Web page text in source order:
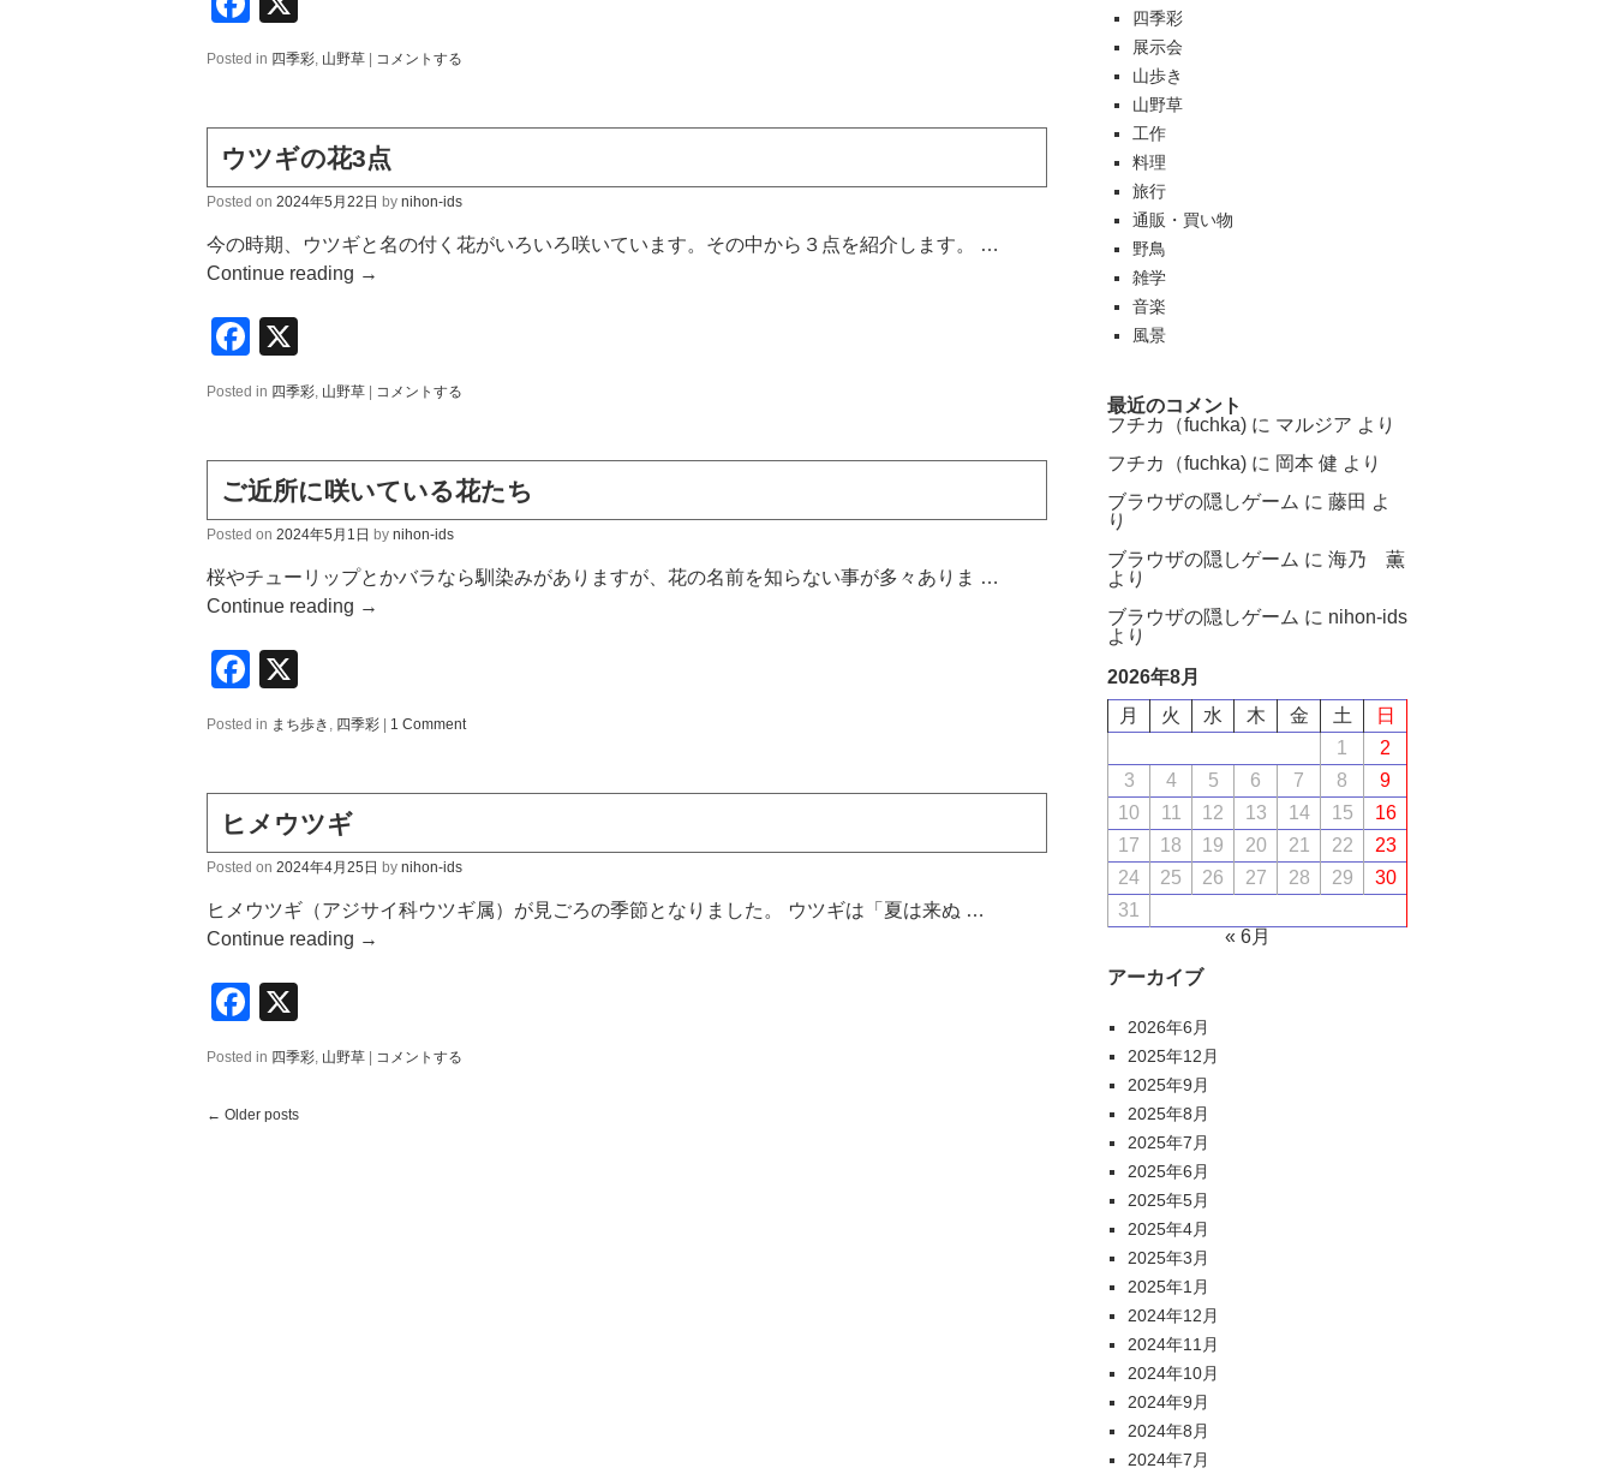
Posted in 四季彩, 山野草 コメントする
ウツギの花3点
Posted on 2024年5月22日 by nihon-ids
今の時期、ウツギと名の付く花がいろいろ咲いています。その中から３点を紹介します。 …
Continue reading →
Facebook
Posted in 四季彩, 山野草 コメントする
ご近所に咲いている花たち
Posted on 2024年5月1日 by nihon-ids
桜やチューリップとかバラなら馴染みがありますが、花の名前を知らない事が多々ありま …
Continue reading →
Facebook
Posted in まち歩き , 四季彩 1 Comment
ヒメウツギ
Posted on 2024年4月25日 by nihon-ids
ヒメウツギ（アジサイ科ウツギ属）が見ごろの季節となりました。 ウツギは「夏は来ぬ …
Continue reading →
Facebook
Posted in 四季彩, 山野草 コメントする
← Older posts
四季彩
展示会
山歩き
山野草
工作
料理
旅行
通販・買い物
野鳥
雑学
音楽
風景
最近のコメント
フチカ（fuchka) に マルジア より
フチカ（fuchka) に 岡本 健 より
ブラウザの隠しゲーム に 藤田 よ
り
ブラウザの隠しゲーム に 海乃 薫
より
ブラウザの隠しゲーム に nihon-ids
より
2026年8月
月
火 水 木 金 土
日
1
2
3
4 5 6 7 8
9
10
11 12 13 14 15
16
17
18 19 20 21 22
23
24
25 26 27 28 29
30
31
« 6月
アーカイブ
2026年6月
2025年12月
2025年9月
2025年8月
2025年7月
2025年6月
2025年5月
2025年4月
2025年3月
2025年1月
2024年12月
2024年11月
2024年10月
2024年9月
2024年8月
2024年7月